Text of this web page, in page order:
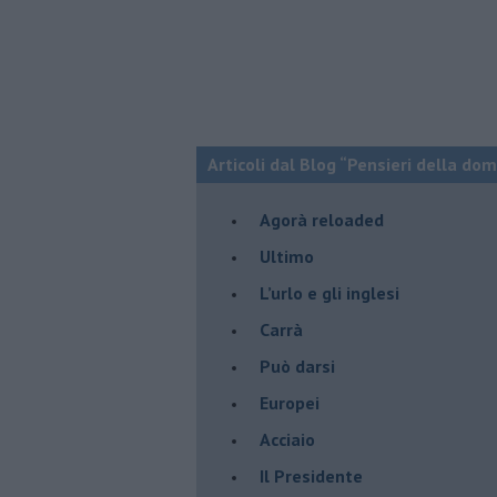
Articoli dal Blog “Pensieri della
​Agorà reloaded
Ultimo
​L’urlo e gli inglesi
Carrà
Può darsi
Europei
Acciaio
Il Presidente